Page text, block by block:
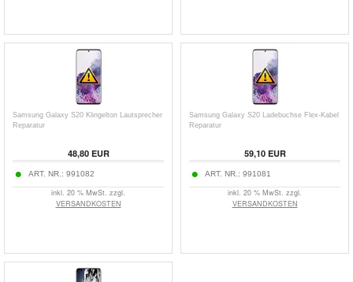
Samsung Galaxy S20 Klingelton Lautsprecher
Reparatur
48,80 EUR
ART. NR.: 991082
inkl. 20 % MwSt. zzgl.
VERSANDKOSTEN
Samsung Galaxy S20 Ladebuchse Flex-Kabel
Reparatur
59,10 EUR
ART. NR.: 991081
inkl. 20 % MwSt. zzgl.
VERSANDKOSTEN